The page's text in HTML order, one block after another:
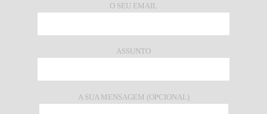
O SEU EMAIL
ASSUNTO
A SUA MENSAGEM (OPCIONAL)